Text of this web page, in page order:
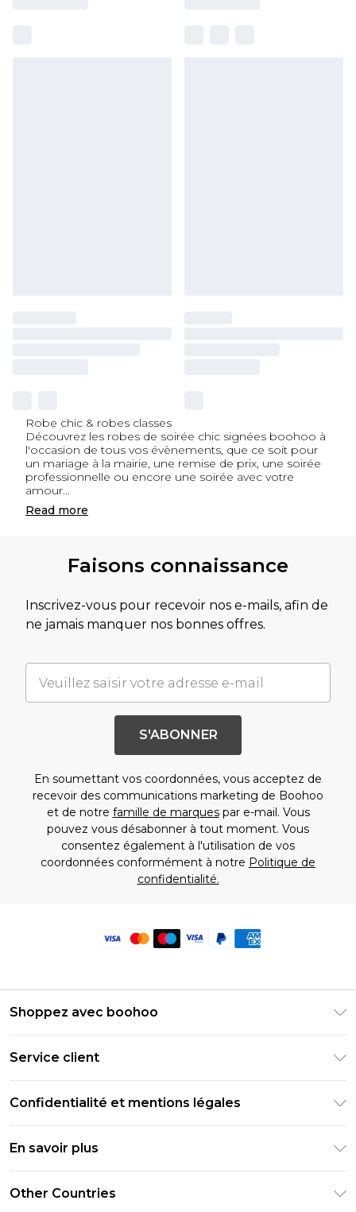
Robe chic & robes classes
Découvrez les robes de soirée chic signées boohoo à
l'occasion de tous vos évènements, que ce soit pour
un mariage à la mairie, une remise de prix, une soirée
professionnelle ou encore une soirée avec votre
amour...
Read more
Faisons connaissance
Inscrivez-vous pour recevoir nos e-mails, afin de
ne jamais manquer nos bonnes offres.
S'ABONNER
En soumettant vos coordonnées, vous acceptez de
recevoir des communications marketing de Boohoo
et de notre famille de marquespar e-mail. Vous
pouvez vous désabonner à tout moment. Vous
consentez également à l'utilisation de vos
coordonnées conformément à notre Politique de
confidentialité.
Shoppez avec boohoo
PayPal
Clearpay
Klarna
Réduction étudiant - Student Beans
Réduction étudiant - UNiDAYS
Service client
Informations de livraison
Informations sur les retours
Contactez-nous
Confidentialité et mentions légales
Conditions d'utilisation
En savoir plus
Other Countries